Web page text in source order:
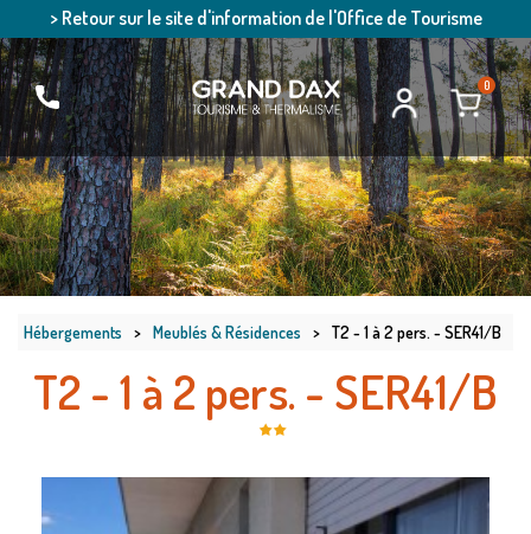
> Retour sur le site d'information de l'Office de Tourisme
0
Hébergements > Meublés & Résidences > T2 - 1 à 2 pers. - SER41/B
T2 - 1 à 2 pers. - SER41/B